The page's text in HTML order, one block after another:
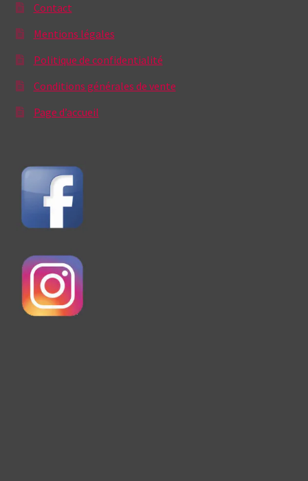
Contact
Mentions légales
Politique de confidentialité
Conditions générales de vente
Page d’accueil